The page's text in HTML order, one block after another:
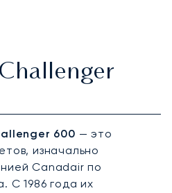
600 — это
изначально
Canadair по
С 1986 года их